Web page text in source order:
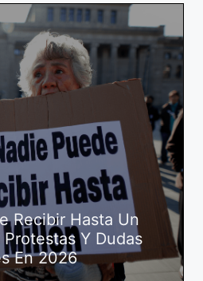
Recibir Hasta Un
Y Dudas
En 2026